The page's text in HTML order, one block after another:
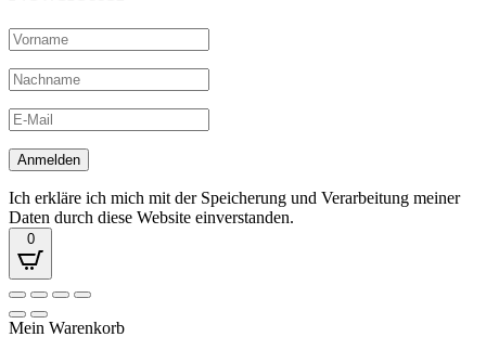
Ich erkläre ich mich mit der Speicherung und Verarbeitung meiner
Daten durch diese Website einverstanden.
0
Mein Warenkorb